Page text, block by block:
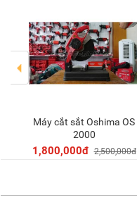
Thêm vào giỏ
Máy cắt sắt Oshima OS
2000
1,800,000đ 2,500,000đ